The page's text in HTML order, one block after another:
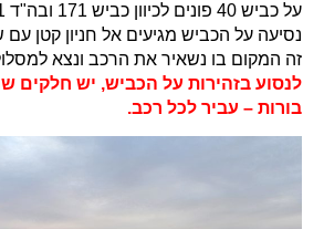
נסיעה על הכביש מגיעים אל חניון קטן
זה המקום בו נשאיר את הרכב ונצא
לנסוע בזהירות על הכביש, יש חלקים
בורות – עביר לכל רכב.